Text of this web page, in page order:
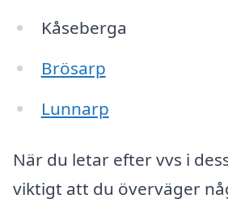
Kåseberga
Brösarp
Lunnarp
När du letar efter vvs i
viktigt att du överväger